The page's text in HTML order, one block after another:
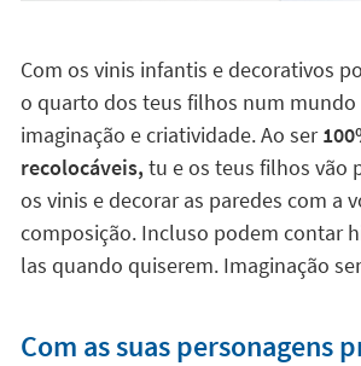
Com os vinis infantis e decorativos
o quarto dos teus filhos num mundo
imaginação e criatividade. Ao ser
recolocáveis, tu e os teus filhos vão
os vinis e decorar as paredes com a
composição. Incluso podem contar
las quando quiserem. Imaginação
Com as suas personagens